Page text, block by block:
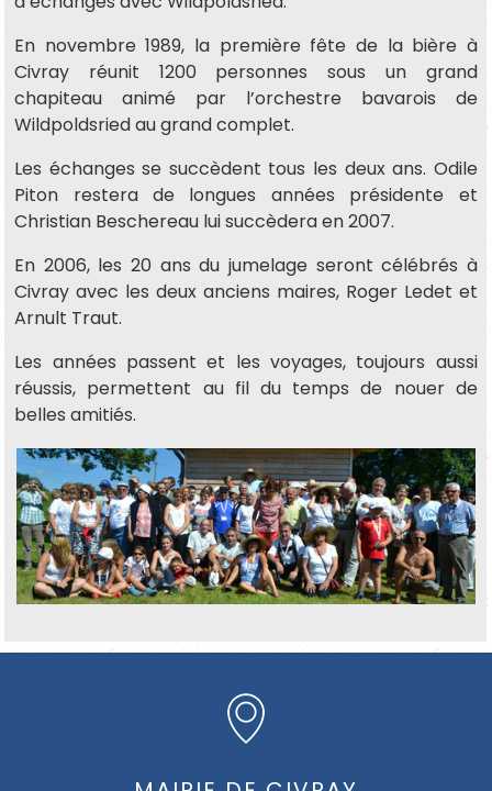
En novembre 1989, la première fête de la bière à
Civray réunit 1200 personnes sous un grand
chapiteau animé par l’orchestre bavarois de
Wildpoldsried au grand complet.
Les échanges se succèdent tous les deux ans. Odile
Piton restera de longues années présidente et
Christian Beschereau lui succèdera en 2007.
En 2006, les 20 ans du jumelage seront célébrés à
Civray avec les deux anciens maires, Roger Ledet et
Arnult Traut.
Les années passent et les voyages, toujours aussi
réussis, permettent au fil du temps de nouer de
belles amitiés.